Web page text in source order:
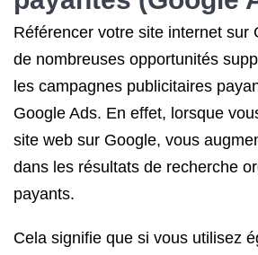
Référencer votre site internet sur
de nombreuses opportunités
les campagnes publicitaires
Google Ads. En effet, lorsque
site web sur Google, vous
dans les résultats de recherche
payants.
Cela signifie que si vous utilisez